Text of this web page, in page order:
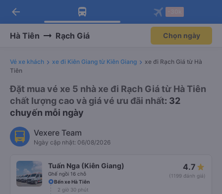
Tải app Vexere ngay!
Nhận ưu đãi thành viên độc
Mở app
Tải app Vexere
-30k/ghế khi đặt vé máy bay qua
Mở app
arrow_back
Hà Tiên Rạch Giá Chọn ngày
Vé xe khách xe đi Kiên Giang từ Kiên Giang
xe đi Rạch Giá từ Hà
Tiên
Đặt mua vé xe 5 nhà xe đi Rạch Giá từ Hà Tiên
chất lượng cao và giá vé ưu đãi nhất: 32
chuyến mỗi ngày
Vexere Team
Ngày cập nhật: 06/08/2026
Tuấn Nga (Kiên Giang)
Ghế ngồi 16 chỗ
4.7
(1199 đánh giá)
Bến xe Hà Tiên
2 giờ 30 phút